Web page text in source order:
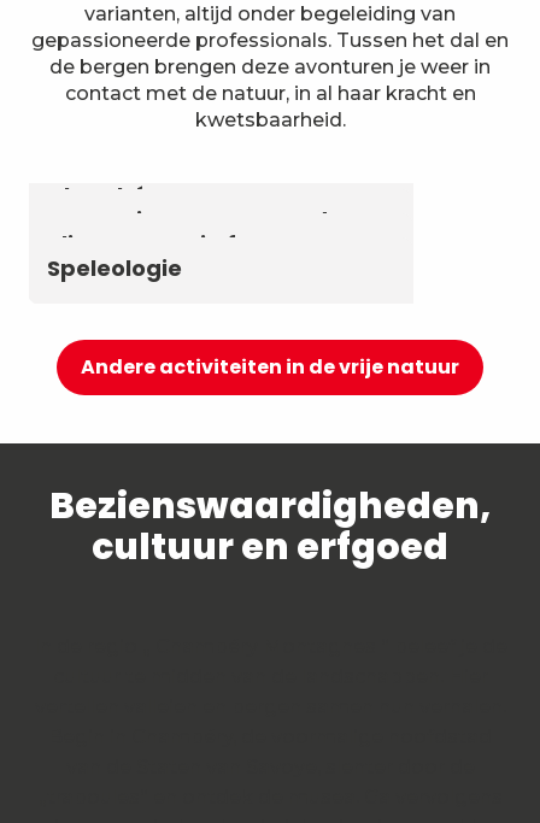
varianten, altijd onder begeleiding van
gepassioneerde professionals. Tussen het dal en
de bergen brengen deze avonturen je weer in
contact met de natuur, in al haar kracht en
kwetsbaarheid.
Chambéry Montagnes
Canyoning en aquarando
Klimmen en via ferrata
Speleologie
Andere activiteiten in de vrije natuur
Bezienswaardigheden,
cultuur en erfgoed